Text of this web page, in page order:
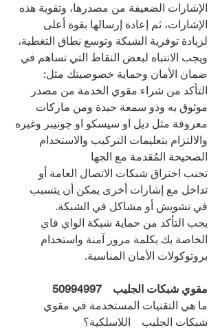
الإشارات الضعيفة من مصدرها، وتقوية هذه
الإشارات، ثم إعادة إرسالها بقوة أعلى
لزيادة توفرية الشبكة وتوسع نطاق التغطية،
ويجب الانتباه لبعض النقاط التي تساهم في
ضمان الأمان وحماية خصوصيتك مثل:
التأكد من شراء مقوي الخدمة من مصدر
موثوق به وذو سمعة جيدة ومن ماركات
معروفة مثل ديل او سيسكو او جونيبر وغيره
والالتزام بتعليمات التركيب والاستخدام
الصحيحة المُقدمة مع الجها
تجنب اختراق شبكات الاتصال العامة أو
تداخل مع إشارات أخرى يمكن أن يتسبب
في تشويش أو مشاكل في الشبكة.
يجب التأكد من حماية شبكة الواي فاي
الخاصة بك بكلمة مرور آمنة واستخدام
بروتوكولات الأمان المناسبة.
مقوي شبكات الجليب 50994997
ما هي التقنيات المستخدمة في مقوي
شبكات الجليب    اللاسلكية؟